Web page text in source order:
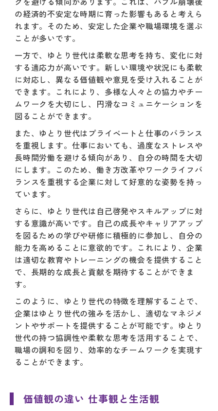
の経済的不安定な時期に育った影響もあると考えら
れます。そのため、安定した企業や職場環境を選ぶ
ことが多いです。
一方で、ゆとり世代は柔軟な思考を持ち、変化に対
する適応力が高いです。新しい環境や状況にも柔軟
に対応し、異なる価値観や意見を受け入れることが
できます。これにより、多様な人々との協力やチー
ムワークを大切にし、円滑なコミュニケーションを
図ることができます。
また、ゆとり世代はプライベートと仕事のバランス
を重視します。仕事においても、過度なストレスや
長時間労働を避ける傾向があり、自分の時間を大切
にします。このため、働き方改革やワークライフバ
ランスを重視する企業に対して好意的な姿勢を持っ
ています。
さらに、ゆとり世代は自己啓発やスキルアップに対
する意識が高いです。自己の成長やキャリアアップ
を図るための学びや研修に積極的に参加し、自分の
能力を高めることに意欲的です。これにより、企業
は適切な教育やトレーニングの機会を提供すること
で、長期的な成長と貢献を期待することができま
す。
このように、ゆとり世代の特徴を理解することで、
企業はゆとり世代の強みを活かし、適切なマネジメ
ントやサポートを提供することが可能です。ゆとり
世代の持つ協調性や柔軟な思考を活用することで、
職場の調和を図り、効率的なチームワークを実現す
ることができます。
価値観の違い 仕事観と生活観